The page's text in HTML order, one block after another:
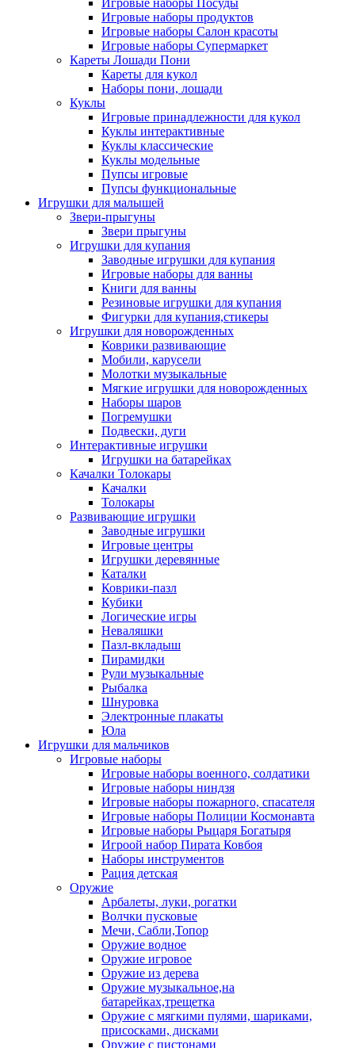
Игровые наборы Посуды
Игровые наборы продуктов
Игровые наборы Салон красоты
Игровые наборы Супермаркет
Кареты Лошади Пони
Кареты для кукол
Наборы пони, лошади
Куклы
Игровые принадлежности для кукол
Куклы интерактивные
Куклы классические
Куклы модельные
Пупсы игровые
Пупсы функциональные
Игрушки для малышей
Звери-прыгуны
Звери прыгуны
Игрушки для купания
Заводные игрушки для купания
Игровые наборы для ванны
Книги для ванны
Резиновые игрушки для купания
Фигурки для купания,стикеры
Игрушки для новорожденных
Коврики развивающие
Мобили, карусели
Молотки музыкальные
Мягкие игрушки для новорожденных
Наборы шаров
Погремушки
Подвески, дуги
Интерактивные игрушки
Игрушки на батарейках
Качалки Толокары
Качалки
Толокары
Развивающие игрушки
Заводные игрушки
Игровые центры
Игрушки деревянные
Каталки
Коврики-пазл
Кубики
Логические игры
Неваляшки
Пазл-вкладыш
Пирамидки
Рули музыкальные
Рыбалка
Шнуровка
Электронные плакаты
Юла
Игрушки для мальчиков
Игровые наборы
Игровые наборы военного, солдатики
Игровые наборы ниндзя
Игровые наборы пожарного, спасателя
Игровые наборы Полиции Космонавта
Игровые наборы Рыцаря Богатыря
Игроой набор Пирата Ковбоя
Наборы инструментов
Рация детская
Оружие
Арбалеты, луки, рогатки
Волчки пусковые
Мечи, Сабли,Топор
Оружие водное
Оружие игровое
Оружие из дерева
Оружие музыкальное,на
батарейках,трещетка
Оружие с мягкими пулями, шариками,
присосками, дисками
Оружие с пистонами